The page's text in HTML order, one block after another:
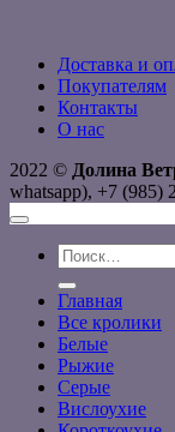
Доставка и
Покупателям
Контакты
О нас
2022 © Долина
whatsapp), +7
Искать:
Главная
Все кролики
Белые
Рыжие
Серые
Вислоухие